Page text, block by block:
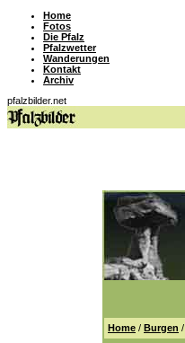
Home
Fotos
Die Pfalz
Pfalzwetter
Wanderungen
Kontakt
Archiv
pfalzbilder.net
Home / Burgen /